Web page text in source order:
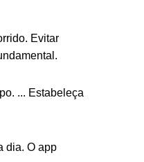
Evitar
... Estabeleça
dia. O app